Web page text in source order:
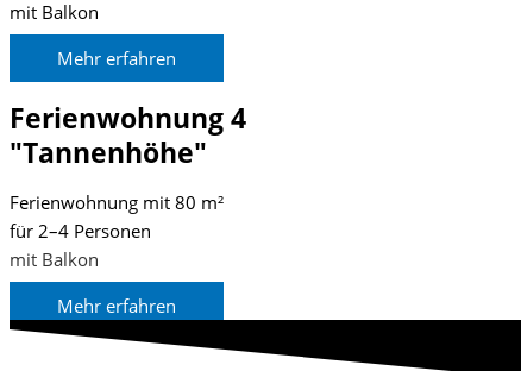
mit Balkon
Mehr erfahren
Ferienwohnung 4
"Tannenhöhe"
Ferienwohnung mit 80 m²
für 2–4 Personen
mit Balkon
Mehr erfahren